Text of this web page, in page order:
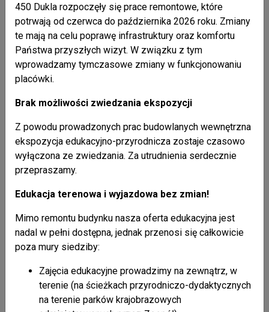
a 001
Liczba odsłon: 4193
powrót do listy artykułów
Nasze publikacje
450 Dukla rozpoczęły się prace remontowe, które
potrwają od czerwca do października 2026 roku. Zmiany
te mają na celu poprawę infrastruktury oraz komfortu
Państwa przyszłych wizyt. W związku z tym
wprowadzamy tymczasowe zmiany w funkcjonowaniu
placówki.
Brak możliwości zwiedzania ekspozycji
Z powodu prowadzonych prac budowlanych wewnętrzna
ekspozycja edukacyjno-przyrodnicza zostaje czasowo
wyłączona ze zwiedzania. Za utrudnienia serdecznie
przepraszamy.
Edukacja terenowa i wyjazdowa bez zmian!
Mimo remontu budynku nasza oferta edukacyjna jest
nadal w pełni dostępna, jednak przenosi się całkowicie
poza mury siedziby:
Zajęcia edukacyjne prowadzimy na zewnątrz, w
terenie (na ścieżkach przyrodniczo-dydaktycznych
na terenie parków krajobrazowych